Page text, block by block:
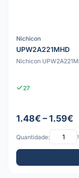
Nichicon
UPW2A221MHD
Nichicon
27
1.48€ – 1.59€
Quantidade: